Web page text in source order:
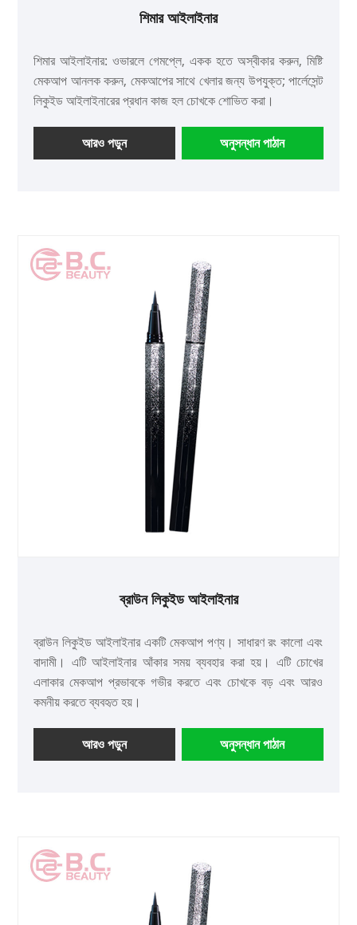
শিমার আইলাইনার
শিমার আইলাইনার: ওভারলে গেমপ্লে, একক হতে অস্বীকার করুন, মিষ্টি
মেকআপ আনলক করুন, মেকআপের সাথে খেলার জন্য উপযুক্ত; পার্লেসেন্ট
লিকুইড আইলাইনারের প্রধান কাজ হল চোখকে শোভিত করা।
আরও পড়ুন অনুসন্ধান পাঠান
ব্রাউন লিকুইড আইলাইনার
ব্রাউন লিকুইড আইলাইনার একটি মেকআপ পণ্য। সাধারণ রং কালো এবং
বাদামী। এটি আইলাইনার আঁকার সময় ব্যবহার করা হয়। এটি চোখের
এলাকার মেকআপ প্রভাবকে গভীর করতে এবং চোখকে বড় এবং আরও
কমনীয় করতে ব্যবহৃত হয়।
আরও পড়ুন অনুসন্ধান পাঠান